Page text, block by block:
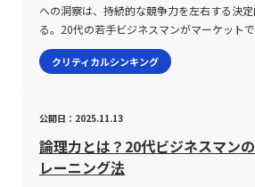
い。 売上を「顧客数」と「顧客単価」に分
「新規顧客」と「既存顧客」に分けることで
かを具体的に確認する必要がある。 新規顧
であれば、認知度、問い合わせ数、商談化
決策を考えることが、論理的思考の基本であ
関連する考え方として、クリティカルシンキ
ィカルシンキングは、日本語では批判的思考
意見を否定することではない。自分や他者の
への洞察は、持続的な競争力を左右する決
る。20代の若手ビジネスマンがマーケット
必要な思考力として、本稿の内容は具体例や
門家としての視点から読み解くものである。 本質を見抜く力とは
そして隠れた法則を鋭く洞察する能力を指す
が一時的に好調であっても、その根底にあ
向、さらには組織内部の文化といった「見え
ことで、持続可能な成長戦略が策定できる。
クリティカルシンキング
公開日：2025.11.13
論理力とは？20代ビジネスマン
レーニング法